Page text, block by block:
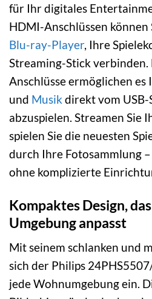
für Ihr digitales
HDMI-Anschlüssen
Blu-ray-Player, Ihre
Streaming-Stick
Anschlüsse ermöglichen es
und Musik direkt vom
abzuspielen. Streamen Sie
spielen Sie die neuesten
durch Ihre Fotosammlung –
ohne komplizierte
Kompaktes Design,
Umgebung anpasst
Mit seinem schlanken und
sich der Philips
jede Wohnumgebung ein.